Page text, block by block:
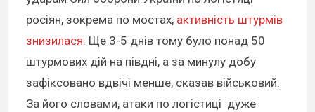
росіян, зокрема по мостах, активність штурмів
знизилася. Ще 3-5 днів тому було понад 50
штурмових дій на півдні, а за минулу добу
зафіксовано вдвічі менше, сказав військовий.
За його словами, атаки по логістиці дуже